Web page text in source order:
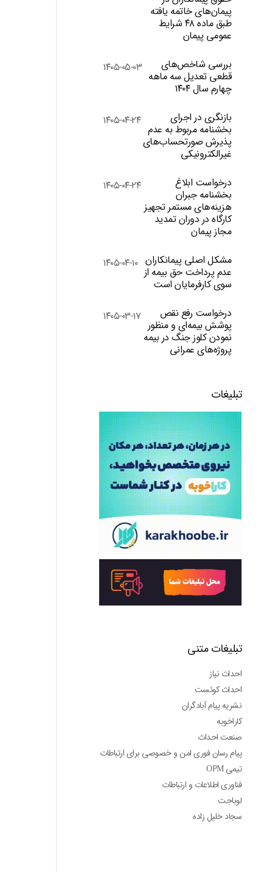
پیمان‌های خاتمه یافته
طبق ماده ۴۸ شرایط
عمومی پیمان
بررسی شاخص‌های
قطعی تعدیل سه ماهه
چهارم سال ۱۴۰۴
۱۴۰۵-۰۵-۰۳
بازنگری در اجرای
بخشنامه مربوط به عدم
پذیرش صورتحساب‌های
غیرالکترونیکی
۱۴۰۵-۰۴-۲۴
درخواست ابلاغ
بخشنامه جبران
هزینه‌های مستمر تجهیز
کارگاه در دوران تمدید
مجاز پیمان
۱۴۰۵-۰۴-۲۴
مشکل اصلی پیمانکاران
عدم پرداخت حق بیمه از
سوی کارفرمایان است
۱۴۰۵-۰۴-۱۰
درخواست رفع نقص
پوشش بیمه‌ای و منظور
نمودن کلوز جنگ در بیمه
پروژه‌های عمرانی
۱۴۰۵-۰۳-۱۷
تبلیغات
تبلیغات متنی
احداث نیاز
احداث کوئست
نشریه پیام آبادگران
کاراخوبه
صنعت احداث
پیام رسان فوری امن و خصوصی برای ارتباطات
تیمی OPM
فناوری اطلاعات و ارتباطات
لوباجت
سجاد خلیل زاده